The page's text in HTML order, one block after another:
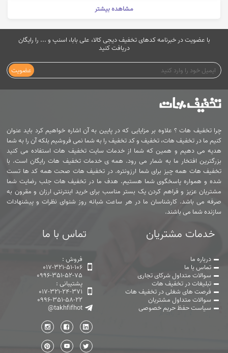
مشاهده بیشتر
با عضویت در خبرنامه کدهای تخفیف دیجی کالا، علی بابا، اسنپ و ... را رایگان
دریافت کنید
عضویت
چرا تخفیف هات ؟ علاوه بر مزایایی که در پایین به آن اشاره خواهیم کرد باید عنوان
کنیم ما در تخفیف هات، تخفیف و کد تخفیف را به شما نمی فروشیم بلکه آن را به شما
هدیه می دهیم و همین که شما از خدمات سایت تخفیف هات استفاده می کنید
بزرگترین افتخار ما به شمار می رود. همه ی خدمات تخفیف هات رایگان است. با
تخفیف هات همه چیز برای شما ارزونتره. در تخفیف هات صحت همه کد ها تست
شده و همواره پاسخگوی شما هستیم. هدف ما در تخفیف هات جلب رضایت شما
مشتریان عزیز و فراهم کردن یک بستر مناسب برای خرید اینترنتی ارزان و مقرون به
صرفه می باشد. کارشناسان ما در هر ساعت شبانه روز شنوای نظرات و پیشنهادات
سازنده شما می باشند.
خدمات مشتریان
درباره ما
تماس با ما
سوالات متداول شرکای تجاری
تبلیغات در تخفیف هات
فرصت های شغلی در تخفیف هات
سوالات متداول مشتریان
سیاست حفظ حریم خصوصی
تماس با ما
فروش :
017-321-51-106
0996-351-52-75
پشتیبانی :
017-321-24-371
0996-351-58-22
@takhfifhot